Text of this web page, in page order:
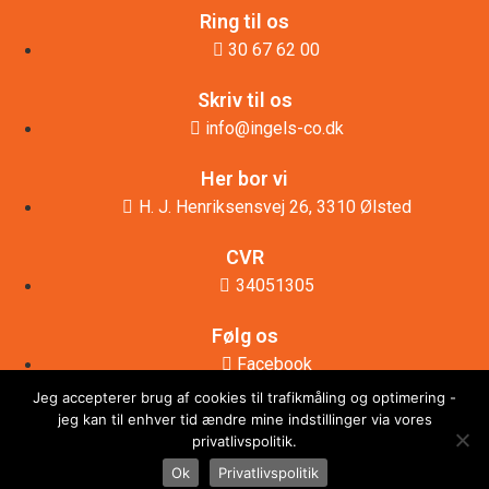
Ring til os
30 67 62 00
Skriv til os
info@ingels-co.dk
Her bor vi
H. J. Henriksensvej 26, 3310 Ølsted
CVR
34051305
Følg os
Facebook
Jeg accepterer brug af cookies til trafikmåling og optimering -
jeg kan til enhver tid ændre mine indstillinger via vores
privatlivspolitik.
Ok
Privatlivspolitik